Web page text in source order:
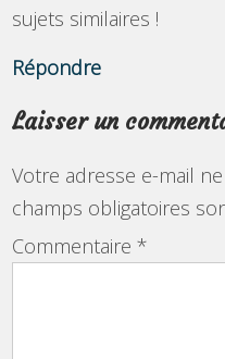
sujets similaires !
Répondre
Laisser un
Votre adresse e-mail
champs obligatoires
Commentaire*